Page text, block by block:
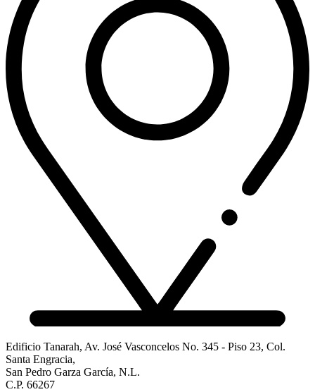
Edificio Tanarah, Av. José Vasconcelos No. 345 - Piso 23, Col.
Santa Engracia,
San Pedro Garza García, N.L.
C.P. 66267